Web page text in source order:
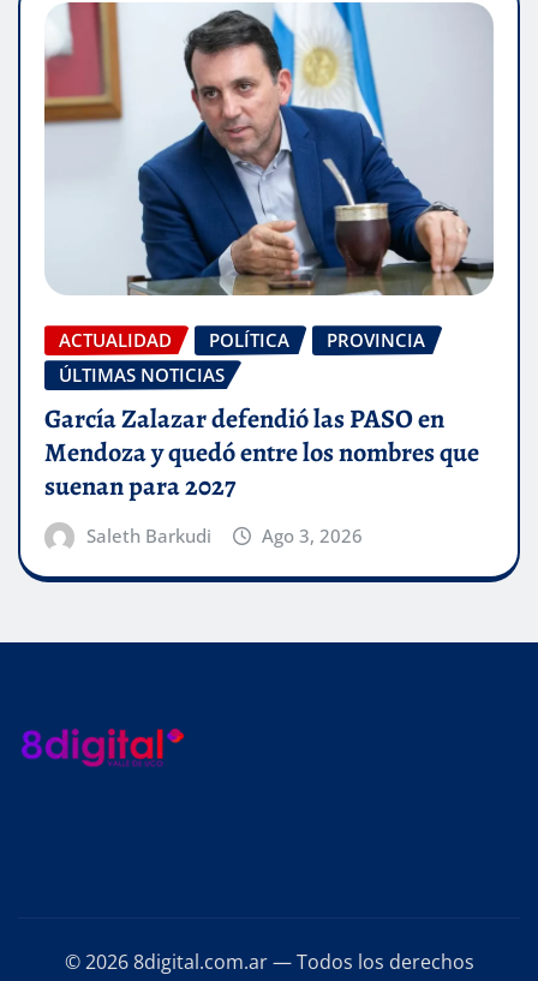
ACTUALIDAD POLÍTICA
PROVINCIA
ÚLTIMAS NOTICIAS
García Zalazar defendió las PASO en
Mendoza y quedó entre los nombres que
suenan para 2027
Saleth Barkudi Ago 3, 2026
© 2026 8digital.com.ar — Todos los derechos